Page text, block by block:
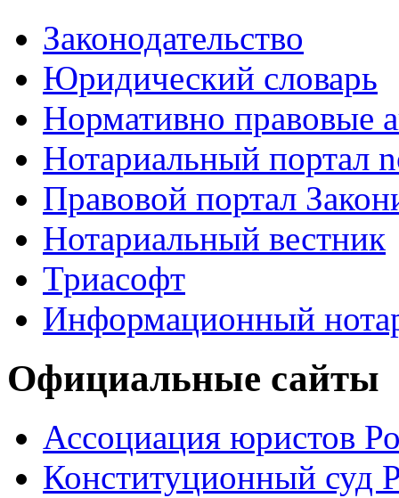
Законодательство
Юридический словарь
Нормативно правовые
Нотариальный портал
Правовой портал
Нотариальный вестник
Триасофт
Информационный
Официальные сайты
Ассоциация юристов
Конституционный суд